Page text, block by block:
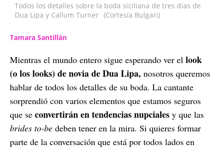
Todos los detalles sobre la boda siciliana de tres días de
Dua Lipa y Callum Turner (Cortesía Bulgari)
Tamara Santillán
Mientras el mundo entero sigue esperando ver el look
(o los looks) de novia de Dua Lipa, nosotros queremos
hablar de todos los detalles de su boda. La cantante
sorprendió con varios elementos que estamos seguros
que se convertirán en tendencias nupciales y que las
brides to-be deben tener en la mira. Si quieres formar
parte de la conversación que está por todos lados en